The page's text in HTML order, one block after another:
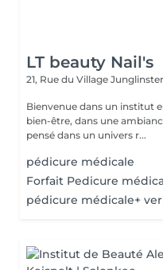
LT beauty Nail's
21, Rue du Village
Bienvenue dans un institut
bien-être, dans une
pensé dans un univers r...
pédicure médicale
Forfait Pedicure
pédicure médicale+